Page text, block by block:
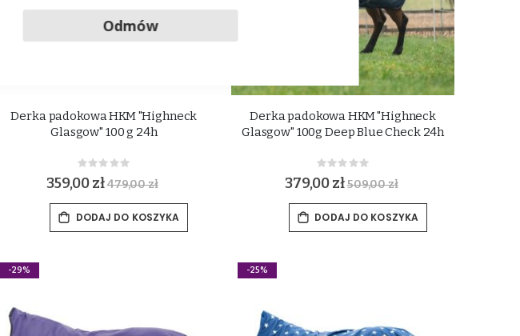
Derka padokowa HKM "Highneck
Glasgow" 100 g 24h
Rating:
0%
359,00 zł479,00 zł
DODAJ DO KOSZYKA
Derka padokowa HKM "Highneck
Glasgow" 100g Deep Blue Check 24h
Rating:
0%
379,00 zł509,00 zł
DODAJ DO KOSZYKA
-29% -25%
Odmów